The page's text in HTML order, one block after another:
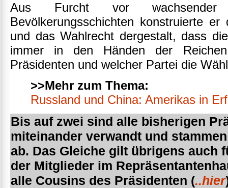
Aus Furcht vor wachsender
Bevölkerungsschichten konstruierte
und das Wahlrecht dergestalt, dass
immer in den Händen der
Präsidenten und welcher Partei die
>>Mehr zum Thema:
Russland und China: Amerikas in
Bis auf zwei sind alle bisherigen
miteinander verwandt und
ab. Das Gleiche gilt übrigens auch
der Mitglieder im
alle Cousins des Präsidenten (..hier